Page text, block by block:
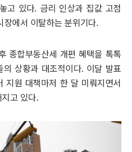
고 있다. 금리 인상과 집값 고점
장에서 이탈하는 분위기다.
종합부동산세 개편 혜택을 톡톡
의 상황과 대조적이다. 이달 발표
지원 대책마저 한 달 미뤄지면서
고 있다.